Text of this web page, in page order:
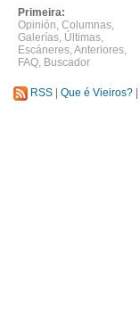
Primeira:
Opinión, Columnas,
Galerías, Últimas,
Escáneres,Anteriores,
FAQ, Buscador
RSS Que é Vieiros?